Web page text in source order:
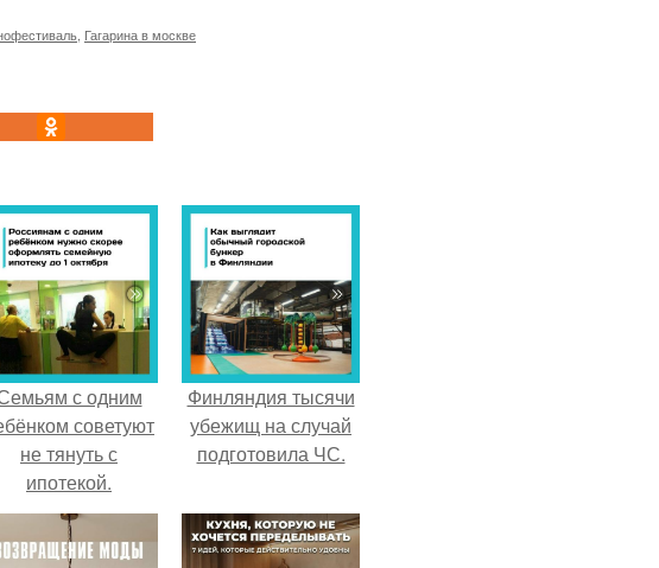
Гагарина в москве
с одним
советуют
не тянуть с
ипотекой.
Финляндия тысячи
убежищ на случай
подготовила ЧС.